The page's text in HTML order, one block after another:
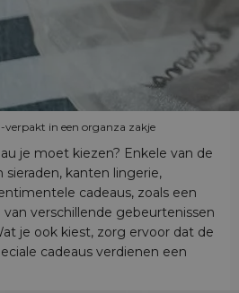
verpakt in een organza zakje
je moet kiezen? Enkele van de
sieraden, kanten lingerie,
cadeaus, zoals een
verschillende gebeurtenissen
je ook kiest, zorg ervoor dat de
cadeaus verdienen een